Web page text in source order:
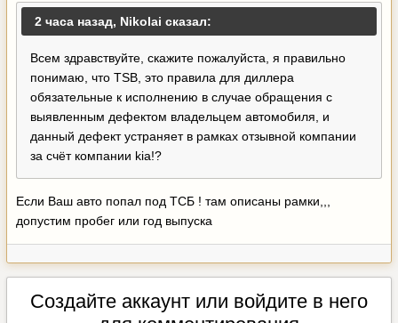
2 часа назад, Nikolai сказал:
Всем здравствуйте, скажите пожалуйста, я правильно
понимаю, что TSB, это правила для диллера
обязательные к исполнению в случае обращения с
выявленным дефектом владельцем автомобиля, и
данный дефект устраняет в рамках отзывной компании
за счёт компании kia!?
Если Ваш авто попал под ТСБ ! там описаны рамки,,,
допустим пробег или год выпуска
Создайте аккаунт или войдите в него